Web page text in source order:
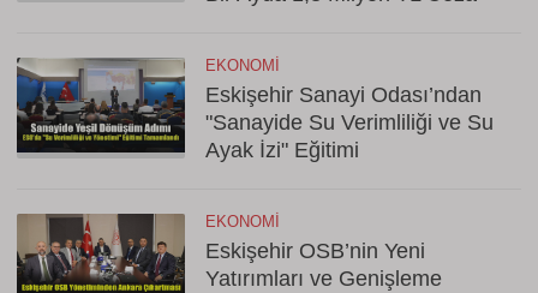
EKONOMI
Eskişehir Sanayi Odası’ndan
"Sanayide Su Verimliliği ve Su
Ayak İzi" Eğitimi
EKONOMI
Eskişehir OSB’nin Yeni
Yatırımları ve Genişleme